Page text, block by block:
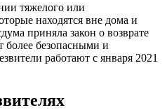
тяжелого или
находятся вне дома и
приняла закон о возврате
более безопасными и
работают с января 2021